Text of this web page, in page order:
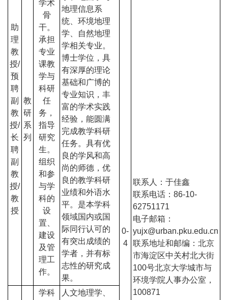
助
理
教
授/
预
聘
副
教
授/
长
聘
副
教
授/
教
授
教
研
系
列
学术
骨
干。
承担
专业
课教
学与
科研
任
务，
指导
研究
生。
组织
和参
与学
科的
设
置、
建设
及管
理工
作。
地理信息系
统、环境地理
学、自然地理
学相关专业。
博士学位，具
有深厚的理论
基础和广博的
专业知识，丰
富的学术实践
经验，能圆满
完成教学科研
任务。具有优
良的学风和高
尚的师德，优
良的教学科研
业绩和外语水
平。是本学科
领域国内或国
际同行认可的
有突出成绩的
学者，并有标
志性的研究成
果。
0-
4
联系人：于佳鑫
联系电话：86-10-
62751171
电子邮箱：
yujx@urban.pku.edu.cn
联系地址和邮编：北京
市海淀区中关村北大街
100号北京大学城市与
环境学院人事办公室，
100871
学科
人文地理学、